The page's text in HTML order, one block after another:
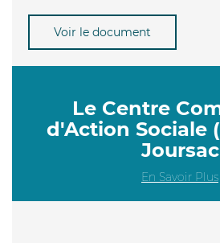
Voir le document
Le Centre
d'Action Sociale
Joursac
En Savoir Plus